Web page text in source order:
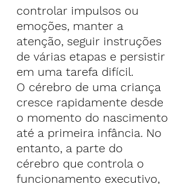
controlar impulsos ou
emoções, manter a
atenção, seguir instruções
de várias etapas e persistir
em uma tarefa difícil.
O cérebro de uma criança
cresce rapidamente desde
o momento do nascimento
até a primeira infância. No
entanto, a parte do
cérebro que controla o
funcionamento executivo,